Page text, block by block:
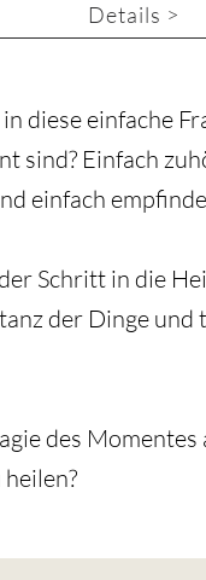
Details >
diese einfache
sind? Einfach
einfach
Schritt in die
der Dinge und
des